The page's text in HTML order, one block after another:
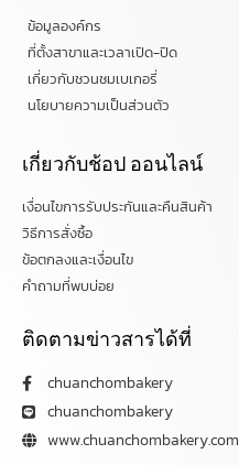
ข้อมูลองค์กร
ที่ตั้งสาขาและเวลาเปิด-ปิด
เกี่ยวกับชวนชมเบเกอรี่
นโยบายความเป็นส่วนตัว
เกี่ยวกับช้อป ออนไลน์
เงื่อนไขการรับประกันและคืนสินค้า
วิธีการสั่งซื้อ
ข้อตกลงและเงื่อนไข
คำถามที่พบบ่อย
ติดตามข่าวสารได้ที่
chuanchombakery
chuanchombakery
www.chuanchombakery.com